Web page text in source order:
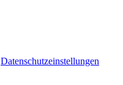
Datenschutzeinstellungen